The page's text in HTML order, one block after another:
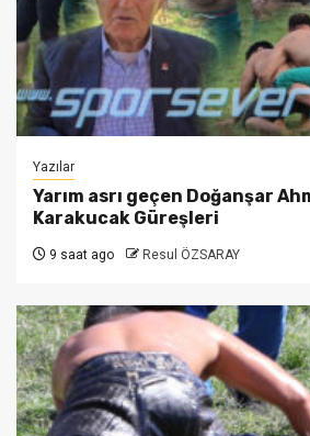
Yazılar
Yarım asrı geçen Doğanşar
Karakucak Güreşleri
9 saat ago Resul ÖZSARAY